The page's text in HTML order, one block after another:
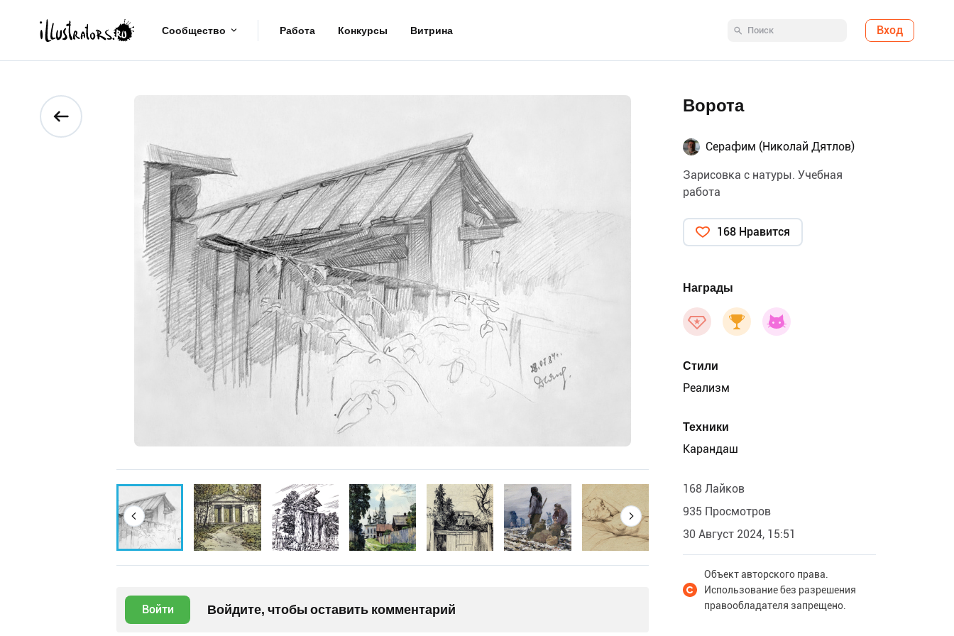
Сообщество Работа Конкурсы Витрина Вход
Войти Войдите, чтобы оставить комментарий
Ворота
Серафим (Николай Дятлов)
Зарисовка с натуры. Учебная
работа
168 Нравится
Награды
Стили
Реализм
Техники
Карандаш
168 Лайков
935 Просмотров
30 Август 2024, 15:51
Объект авторского права.
Использование без разрешения
правообладателя запрещено.